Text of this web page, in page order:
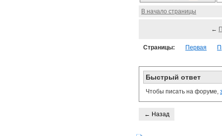
В начало страницы
←
Страницы: Первая
Быстрый ответ
Чтобы писать на форуме,
← Назад